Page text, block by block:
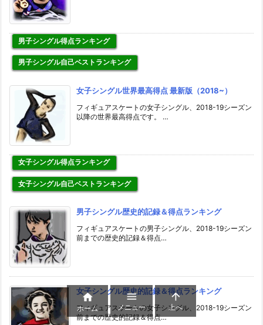
男子シングル得点ランキング
男子シングル自己ベストランキング
女子シングル世界最高得点 最新版（2018~）
フィギュアスケートの女子シングル、2018-19シーズン
以降の世界最高得点です。 …
女子シングル得点ランキング
女子シングル自己ベストランキング
男子シングル歴史的記録＆得点ランキング
フィギュアスケートの男子シングル、2018-19シーズン
前までの歴史的記録＆得点…
女子シングル歴史的記録＆得点ランキング
フィギュアスケートの女子シングル、2018-19シーズン
前までの歴史的記録＆得点…

ホーム

メニュー

上へ